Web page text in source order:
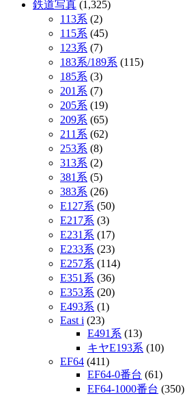
鉄道写真 (1,325)
113系 (2)
115系 (45)
123系 (7)
183系/189系 (115)
185系 (3)
201系 (7)
205系 (19)
209系 (65)
211系 (62)
253系 (8)
313系 (2)
381系 (5)
383系 (26)
E127系 (50)
E217系 (3)
E231系 (17)
E233系 (23)
E257系 (114)
E351系 (36)
E353系 (20)
E493系 (1)
East i (23)
E491系 (13)
キヤE193系 (10)
EF64 (411)
EF64-0番台 (61)
EF64-1000番台 (350)